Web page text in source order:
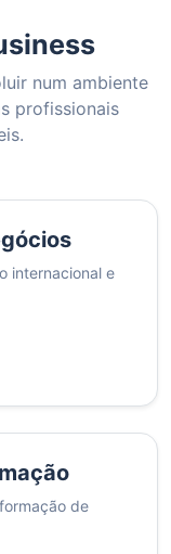
num ambiente
profissionais
internacional e
de